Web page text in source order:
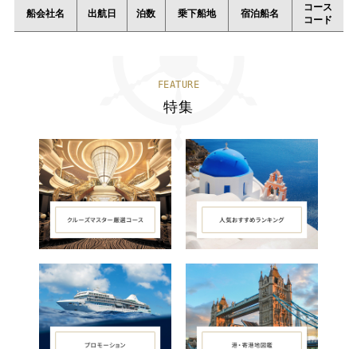
船会社名 出航日 泊数 乗下船地 宿泊船名
コース
コード
FEATURE
特集